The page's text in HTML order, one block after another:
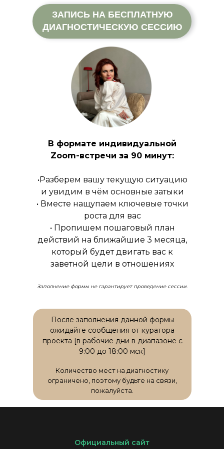
ЗАПИСЬ НА БЕСПЛАТНУЮ
ДИАГНОСТИЧЕСКУЮ СЕССИЮ
Заполнение формы не гарантирует проведение сессии.
В формате индивидуальной
Zoom-встречи за 90 минут:
•Разберем вашу текущую ситуацию
и увидим в чём основные затыки
• Вместе нащупаем ключевые точки
роста для вас
• Пропишем пошаговый план
действий на ближайшие 3 месяца,
который будет двигать вас к
заветной цели в отношениях
После заполнения данной формы
ожидайте сообщения от куратора
проекта [в рабочие дни в диапазоне с
9:00 до 18:00 мск]
Количество мест на диагностику
ограничено, поэтому будьте на связи,
пожалуйста.
Официальный сайт